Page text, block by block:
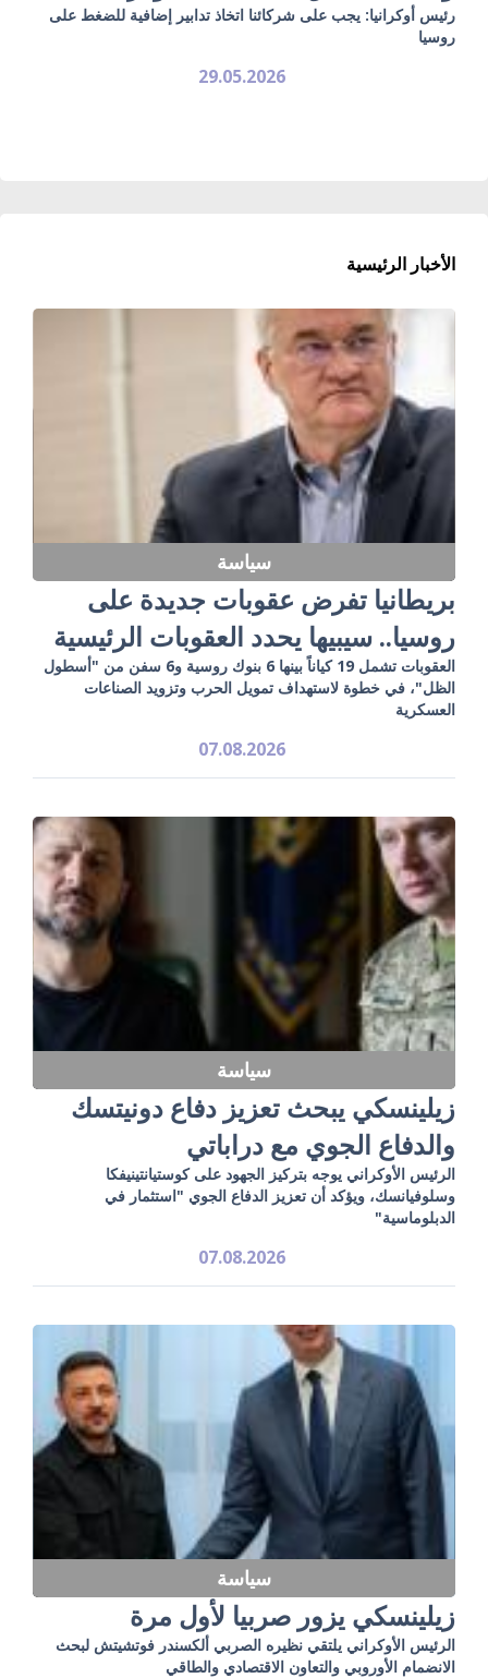
رئيس أوكرانيا: يجب على شركائنا اتخاذ تدابير إضافية للضغط على
روسيا
29.05.2026
الأخبار الرئيسية
سياسة
بريطانيا تفرض عقوبات جديدة على
روسيا.. سيبيها يحدد العقوبات الرئيسية
العقوبات تشمل 19 كياناً بينها 6 بنوك روسية و6 سفن من "أسطول
الظل"، في خطوة لاستهداف تمويل الحرب وتزويد الصناعات
العسكرية
07.08.2026
سياسة
زيلينسكي يبحث تعزيز دفاع دونيتسك
والدفاع الجوي مع دراباتي
الرئيس الأوكراني يوجه بتركيز الجهود على كوستيانتينيفكا
وسلوفيانسك، ويؤكد أن تعزيز الدفاع الجوي "استثمار في
الدبلوماسية"
07.08.2026
سياسة
زيلينسكي يزور صربيا لأول مرة
الرئيس الأوكراني يلتقي نظيره الصربي ألكسندر فوتشيتش لبحث
الانضمام الأوروبي والتعاون الاقتصادي والطاقي